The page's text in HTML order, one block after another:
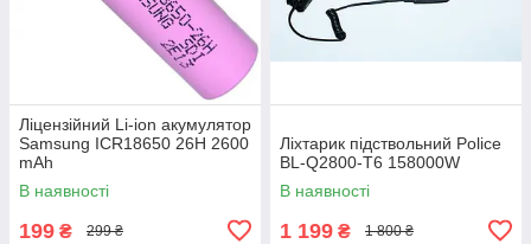
Ліцензійний Li-ion акумулятор
Samsung ICR18650 26H 2600
mAh
В наявності
199 ₴ 299 ₴
Ліхтарик підствольний Police
BL-Q2800-T6 158000W
В наявності
1 199 ₴ 1 800 ₴